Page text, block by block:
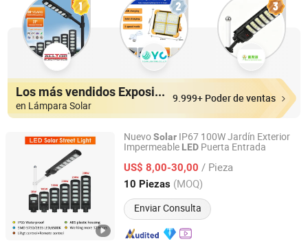
Los más vendidos Expositores
en Lámpara Solar
9.999+ Poder de ventas
NuevoSolar IP67 100W Jardín Exterior
Impermeable LED Puerta Entrada
US$ 8,00-30,00 / Pieza
10 Piezas (MOQ)
Enviar Consulta
Shinefar Solar Co., Ltd
Zhejiang, China Desde 2023